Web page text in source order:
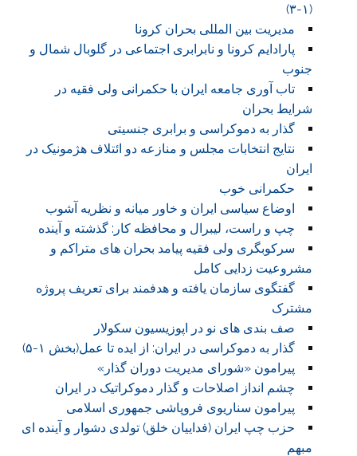
(۱-۳)
مدیریت بین المللی بحران کرونا
پارادایم کرونا و نابرابری اجتماعی در گلوبال شمال و
جنوب
تاب آوری جامعه ایران با حکمرانی ولی فقیه در
شرایط بحران
گذار به دموکراسی و برابری جنسیتی
نتایج انتخابات مجلس و منازعه دو ائتلاف هژمونیک در
ایران
حکمرانی خوب
اوضاع سیاسی ایران و خاور میانه و نظریه آشوب
چپ و راست، لیبرال و محافظه کار: گذشته و آینده
سرکوبگری ولی فقیه پیامد بحران های متراکم و
مشروعیت زدایی کامل
گفتگوی سازمان یافته و هدفمند برای تعریف پروژه
مشترک
صف بندی های نو در اپوزیسیون سکولار
گذار به دموکراسی در ایران: از ایده تا عمل(بخش ۱-۵)
پیرامون «شورای مدیریت دوران گذار»
چشم انداز اصلاحات و گذار دموکراتیک در ایران
پیرامون سناریوی فروپاشی جمهوری اسلامی
حزب چپ ایران (فداییان خلق) تولدی دشوار و آینده ای
مبهم